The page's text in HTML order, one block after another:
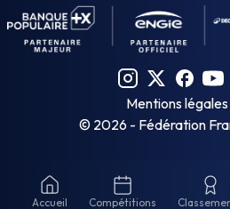
Accueil Compétitions
Mentions légales
© 2026 - Fédération